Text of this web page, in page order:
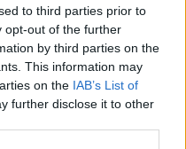
to third parties prior to
opt-out of the further
by third parties on the
This information may
on the IAB’s List of
further disclose it to other